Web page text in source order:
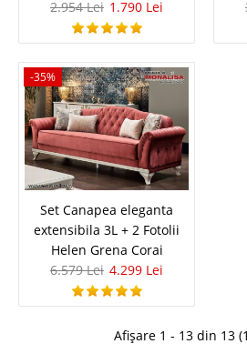
2.241 Lei
Pret Redus
Stoc Epuizat -
Adauga la
Canapea extensibila
2.954 Lei 1.790 Lei
-35%
Set Canapea eleganta
extensibila 3L + 2 Fotolii
Helen Grena Corai
6.579 Lei 4.299 Lei
Afișare 1 - 13 din 13